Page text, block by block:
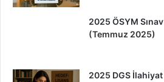
2025 ÖSYM
(Temmuz 2025)
2025 DGS